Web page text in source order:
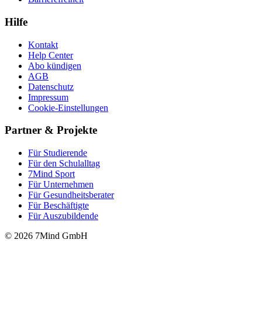
Hilfe
Kontakt
Help Center
Abo kündigen
AGB
Datenschutz
Impressum
Cookie-Einstellungen
Partner & Projekte
Für Stu­die­rende
Für den Schulalltag
7Mind Sport
Für Unter­neh­men
Für Gesund­heits­be­ra­ter
Für Beschäftigte
Für Auszubildende
© 2026 7Mind GmbH